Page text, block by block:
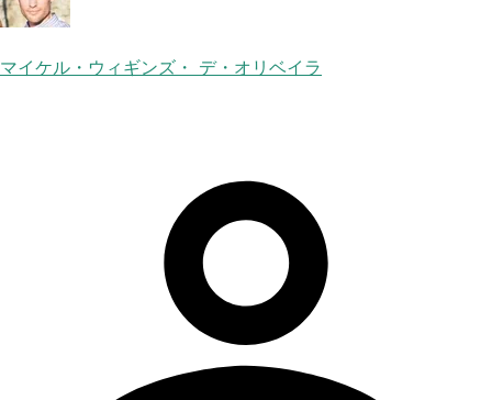
マイケル・ウィギンズ・ デ・オリベイラ